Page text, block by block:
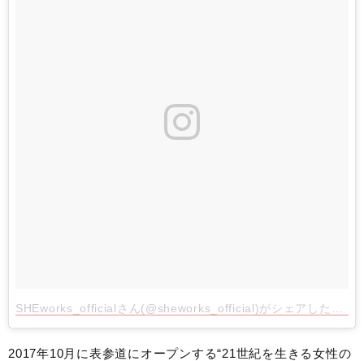
2017年10月に表参道にオープンする“21世紀を生きる女性の